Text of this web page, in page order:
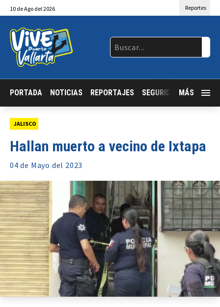
10 deAgo del 2026 Reportes
PORTADA NOTICIAS REPORTAJES SEGURIDAD JALISCO
MÁS
JALISCO
Hallan muerto a vecino de Ixtapa
04 de Mayo del 2023